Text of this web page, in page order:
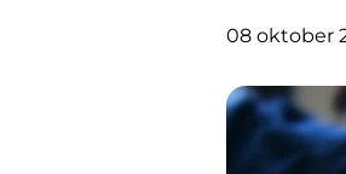
08 oktober